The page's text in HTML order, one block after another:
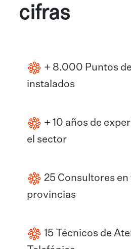
cifras
+ 8.000 Puntos
instalados
+ 10 años de
el sector
25 Consultores en
provincias
15 Técnicos de